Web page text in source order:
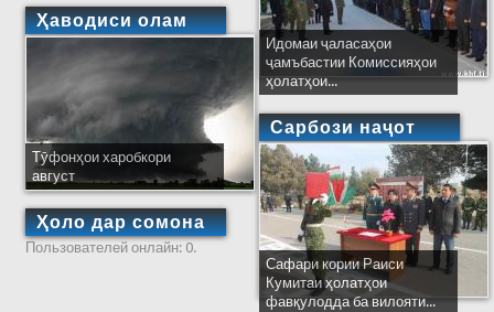
Ҳаводиси олам
Тӯфонҳои харобкори
август
Ҳоло дар сомона
Пользователей онлайн: 0.
Идомаи ҷаласаҳои
ҷамъбастии Комиссияҳои
ҳолатҳои...
Сарбози наҷот
Сафари кории Раиси
Кумитаи ҳолатҳои
фавқулодда ба вилояти...